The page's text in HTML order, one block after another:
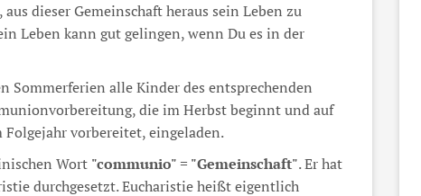
dieser Gemeinschaft heraus sein Leben zu
Leben kann gut gelingen, wenn Du es in der
Sommerferien alle Kinder des entsprechenden
die im Herbst beginnt und auf
vorbereitet, eingeladen.
Wort "communio" = "Gemeinschaft". Er hat
durchgesetzt. Eucharistie heißt eigentlich